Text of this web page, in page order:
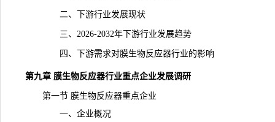
二、下游行业发展现状
三、2026-2032年下游行业发展趋势
四、下游需求对膜生物反应器行业的影响
第九章 膜生物反应器行业重点企业发展调研
第一节 膜生物反应器重点企业
一、企业概况